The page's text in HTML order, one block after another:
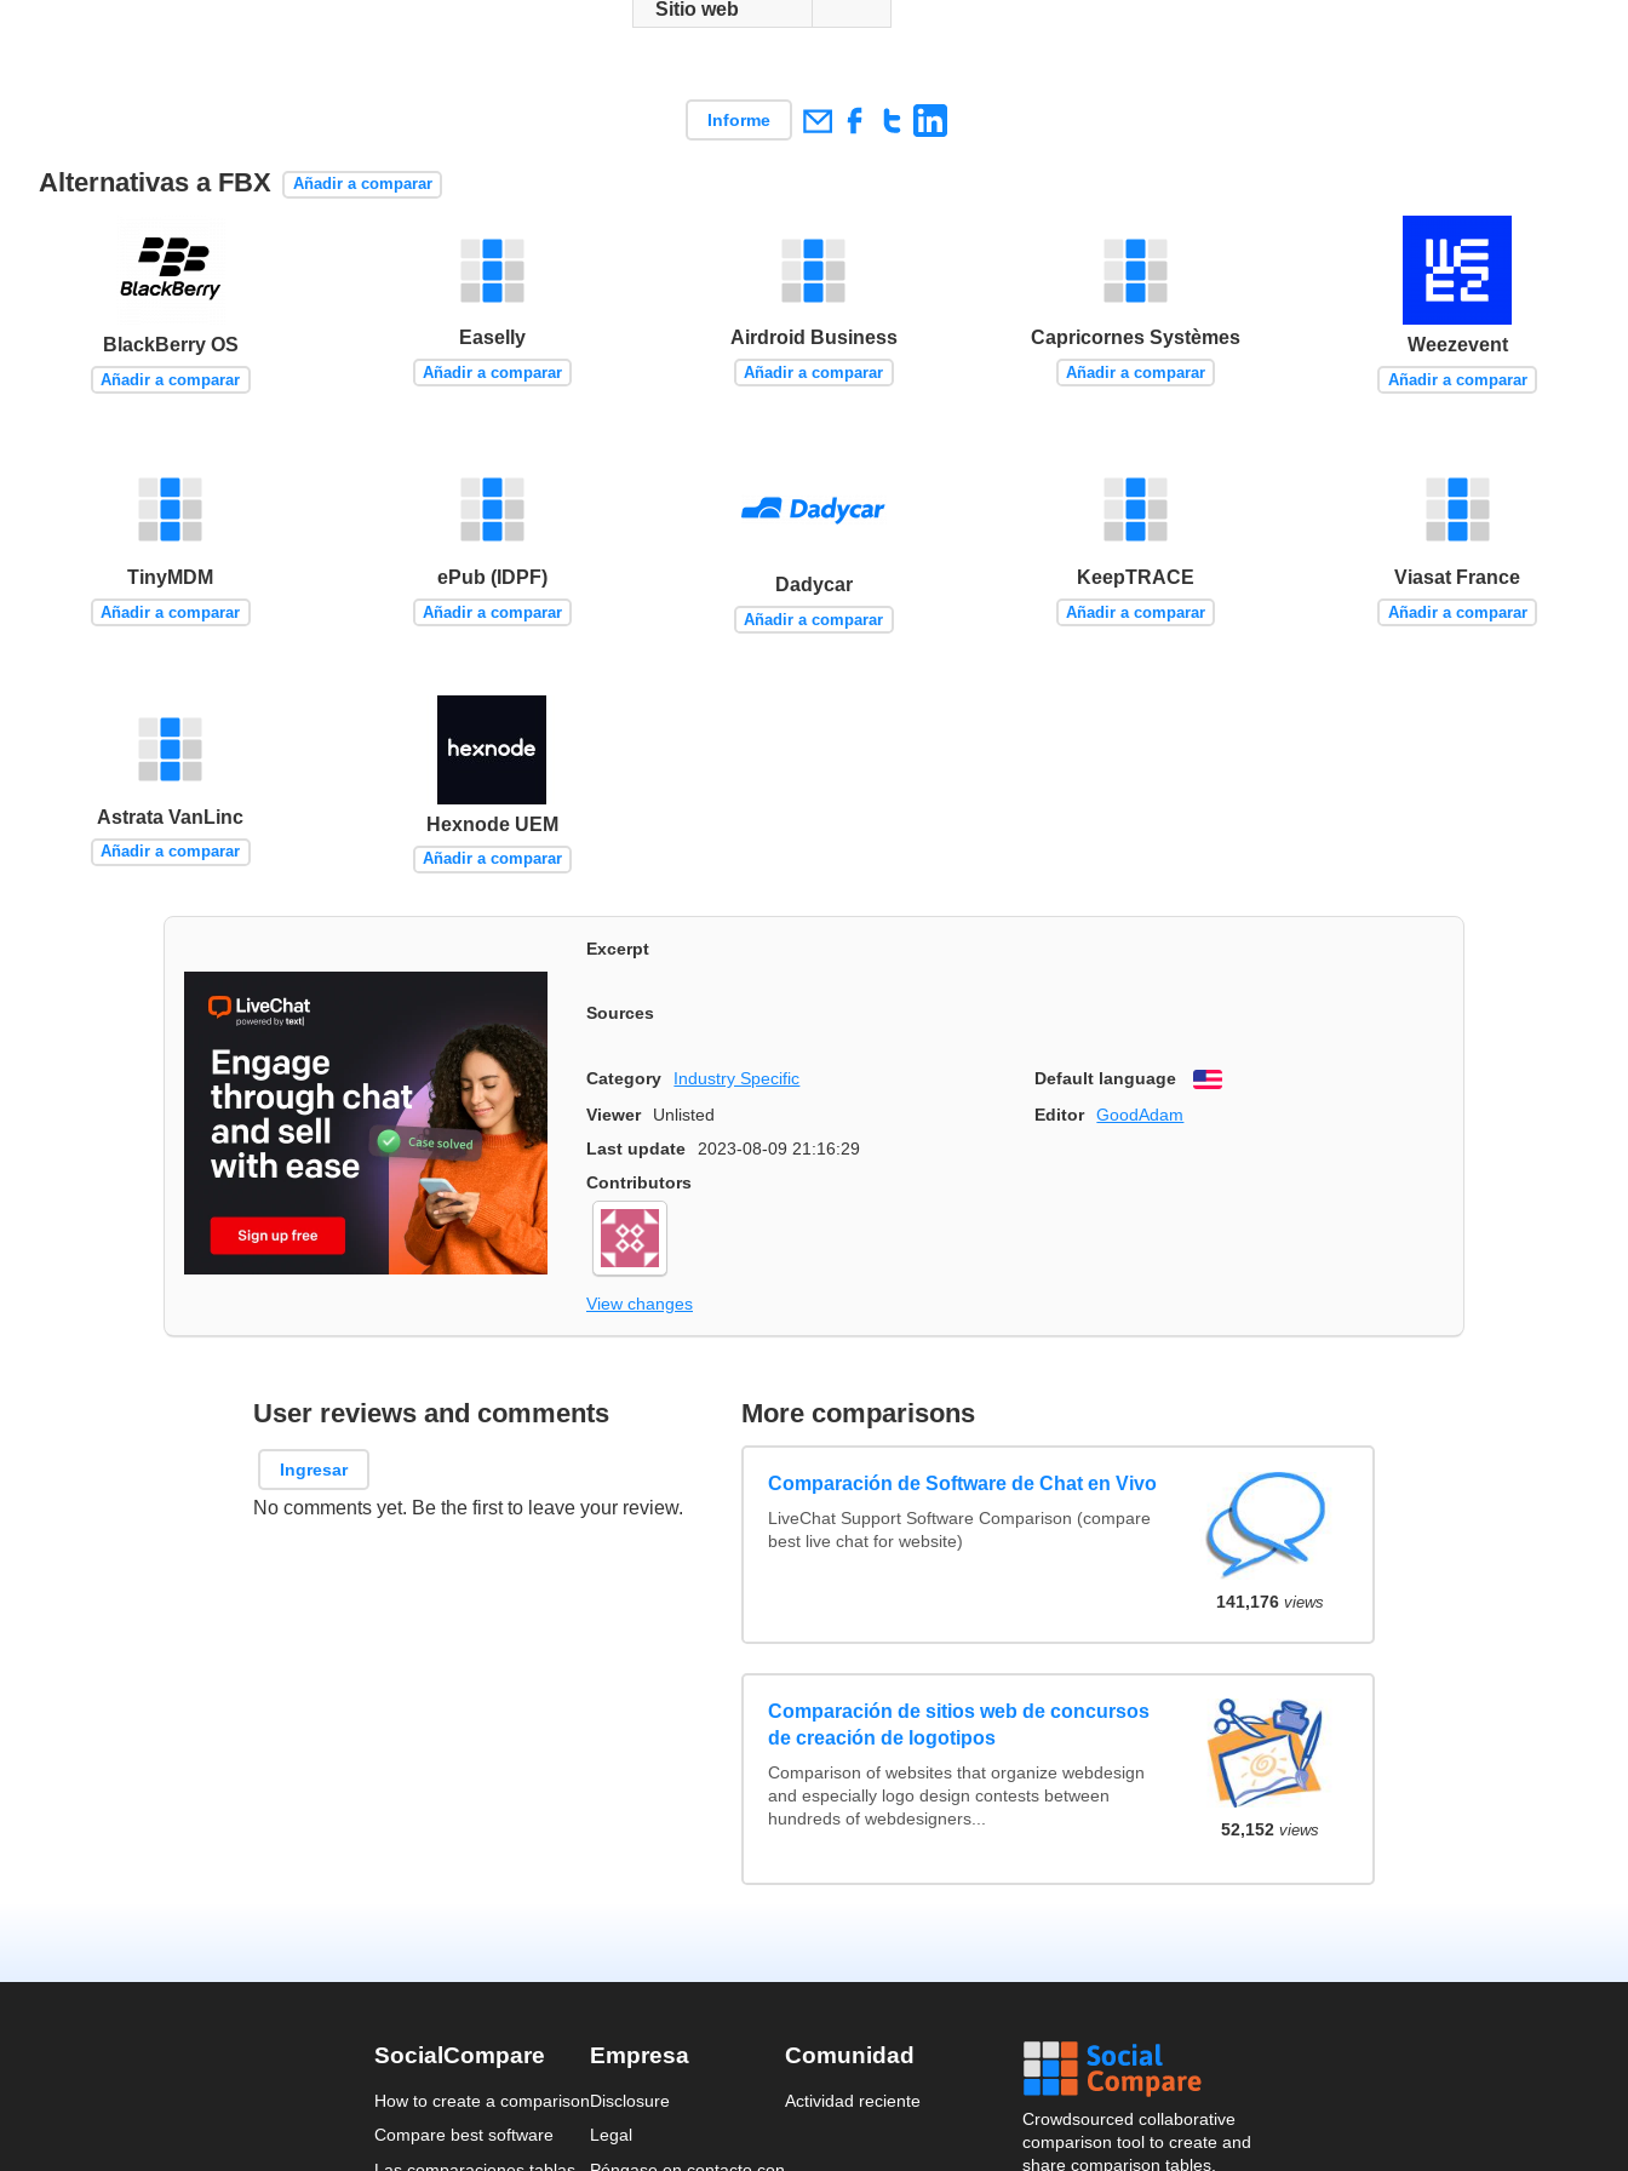
Sitio web
Informe
Alternativas a FBX Añadir a comparar
BlackBerry OS
Añadir a comparar
Easelly
Añadir a comparar
Airdroid Business
Añadir a comparar
Capricornes Systèmes
Añadir a comparar
Weezevent
Añadir a comparar
TinyMDM
Añadir a comparar
ePub (IDPF)
Añadir a comparar
Dadycar
Añadir a comparar
KeepTRACE
Añadir a comparar
Viasat France
Añadir a comparar
Astrata VanLinc
Añadir a comparar
Hexnode UEM
Añadir a comparar
Excerpt
Sources
Category Industry Specific Default language
English
Viewer
Unlisted Editor
GoodAdam
Last update
2023-08-09 21:16:29
Contributors
View changes
User reviews and comments
Ingresar
No comments yet. Be the first to leave your review.
More comparisons
Comparación de Software de Chat en Vivo
LiveChat Support Software Comparison (compare
best live chat for website)
141,176 views
Comparación de sitios web de concursos
de creación de logotipos
Comparison of websites that organize webdesign
and especially logo design contests between
hundreds of webdesigners...
52,152 views
SocialCompare
How to create a comparison
Compare best software
Empresa
Disclosure
Legal
Comunidad
Actividad reciente
Crowdsourced collaborative
comparison tool to create and
share comparison tables.